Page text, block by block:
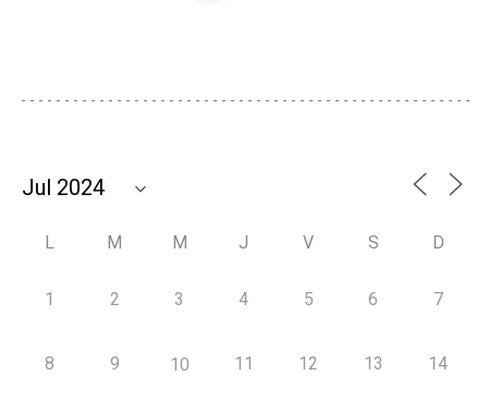
L M M J V S D
1 2 3 4 5 6 7
8 9 10 11 12 13 14